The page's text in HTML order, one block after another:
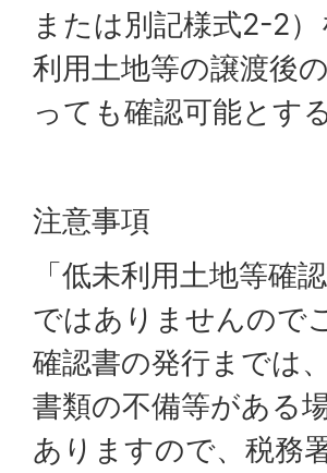
または別記様式2-2
利用土地等の譲渡後
っても確認可能とする
注意事項
「低未利用土地等確
ではありませんので
確認書の発行までは
書類の不備等がある
ありますので、税務